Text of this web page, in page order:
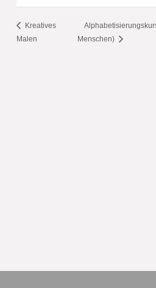
Kreatives
Malen
Menschen)